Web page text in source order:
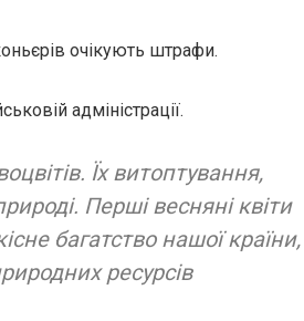
очікують штрафи.
адміністрації.
Їх витоптування,
Перші весняні квіти
багатство нашої країни,
ресурсів